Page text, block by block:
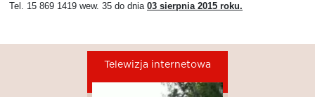
Tel. 15 869 1419 wew. 35 do dnia 03 sierpnia 2015 roku.
Telewizja internetowa